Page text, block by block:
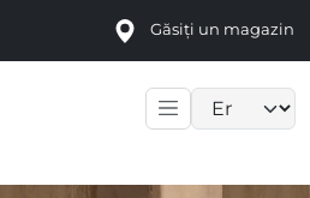
Găsiți un magazin